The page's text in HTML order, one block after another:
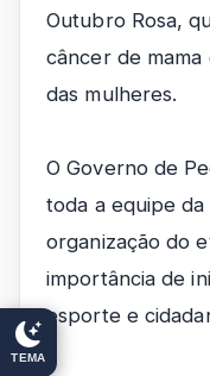
TEMA
Outubro Rosa,
câncer de mama
das mulheres.
O Governo de
toda a equipe
organização do
importância de
esporte e